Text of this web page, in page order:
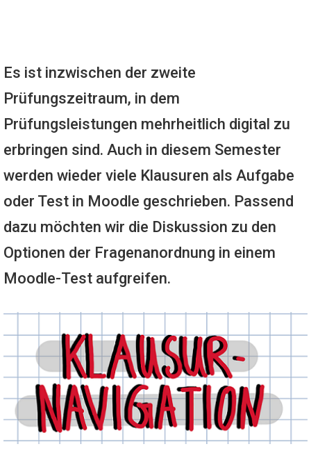
Es ist inzwischen der zweite
Prüfungszeitraum, in dem
Prüfungsleistungen mehrheitlich digital zu
erbringen sind. Auch in diesem Semester
werden wieder viele Klausuren als Aufgabe
oder Test in Moodle geschrieben. Passend
dazu möchten wir die Diskussion zu den
Optionen der Fragenanordnung in einem
Moodle-Test aufgreifen.